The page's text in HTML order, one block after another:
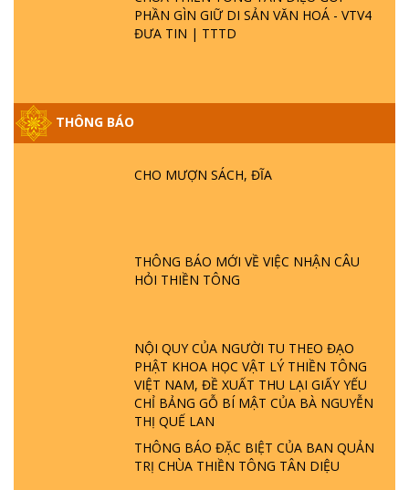
PHẦN GÌN GIỮ DI SẢN VĂN HOÁ - VTV4
ĐƯA TIN | TTTD
THÔNG BÁO
CHO MƯỢN SÁCH, ĐĨA
THÔNG BÁO MỚI VỀ VIỆC NHẬN CÂU
HỎI THIỀN TÔNG
NỘI QUY CỦA NGƯỜI TU THEO ĐẠO
PHẬT KHOA HỌC VẬT LÝ THIỀN TÔNG
VIỆT NAM, ĐỀ XUẤT THU LẠI GIẤY YẾU
CHỈ BẢNG GỖ BÍ MẬT CỦA BÀ NGUYỄN
THỊ QUẾ LAN
THÔNG BÁO ĐẶC BIỆT CỦA BAN QUẢN
TRỊ CHÙA THIỀN TÔNG TÂN DIỆU
GIẢI ĐÁP ĐẶC BIỆT P25 - SUỐT 49 NĂM
PHẬT KHÔNG NÓI? HỘI LONG HOA LÀ
TTTD
GIẢI ĐÁP THIỀN TÔNG ĐẶC BIỆT P22 - TẠI
SAO TRÁI ĐẤT NHIỀU THIÊN TAI - LŨ LỤT
- HỎA HOẠN | TTTD
GIẢI ĐÁP THIỀN TÔNG ĐẶC BIỆT P21 - TẠI